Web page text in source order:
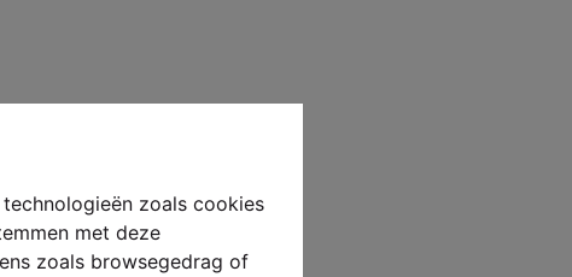
zoals cookies
met deze
zoals browsegedrag of